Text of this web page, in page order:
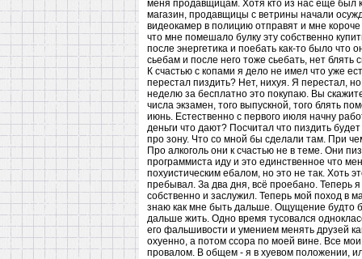
меня продавщицам. Хотя кто из нас ещё был
магазин, продавщицы с ветрины начали
видеокамер в полицию отправят и мне
что мне помешало булку эту собственно
после энергетика и поебать как-то было что
сьебам и после него тоже сьебать, нет
К счастью с копами я дело не имел что уже
перестал пиздить? Нет, нихуя. Я перестал,
неделю за бесплатно это покупаю. Вы
числа экзамен, того выпускной, того блять
июнь. Естественно с первого июля начну
деньги что дают? Посчитал что пиздить
про зону. Что со мной бы сделали там. При
Про алкоголь они к счастью не в теме. Они
программиста иду и это единственное что
похуистическим ебалом, но это не так. Хоть
пребывал. За два дня, всё проебано. Теперь
собственно и заслужил. Теперь мой поход в
знаю как мне быть дальше. Ощущение будто
дальше жить. Одно время тусовался
его фальшивости и умением менять друзей
охуенно, а потом ссора по моей вине. Все
провалом. В общем - я в хуевом положении,